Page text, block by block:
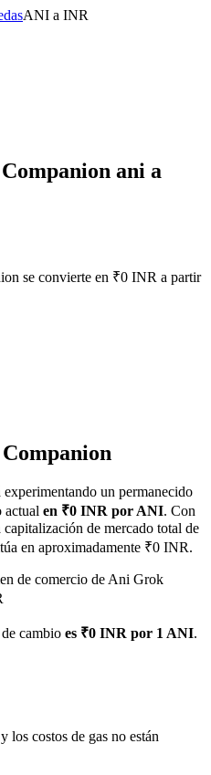
garantía
ANI a INR
ani a
se convierte en ₹0 INR a partir
experimentando un permanecido
actual en ₹0 INR por ANI. Con
de mercado total de
en aproximadamente ₹0 INR.
de comercio de Ani Grok
de cambio es ₹0 INR por 1 ANI.
los costos de gas no están